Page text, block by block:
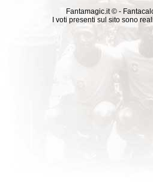
Fantamagic.it © -
I voti presenti sul sito sono